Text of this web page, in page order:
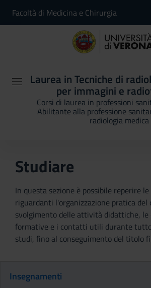
Facoltà di Medicina e Chirurgia
Laurea in Tecniche di
per immagini e
Corsi di laurea in professioni
Abilitante alla professione
radiologia medica
Studiare
In questa sezione è possibile reperire
riguardanti l'organizzazione pratica del
svolgimento delle attività didattiche,
formative e i contatti utili durante
studi, fino al conseguimento del titolo
Insegnamenti